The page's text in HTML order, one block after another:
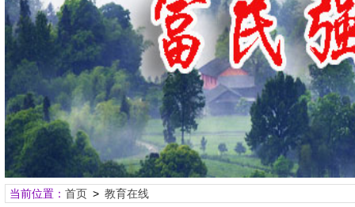
当前位置： 首页> 教育在线